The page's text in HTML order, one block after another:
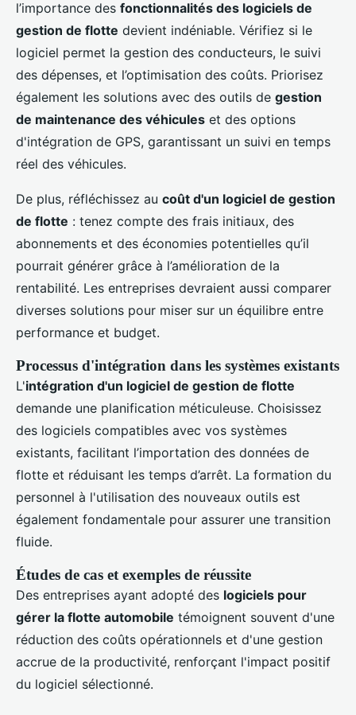
l’importance des fonctionnalités des logiciels de
gestion de flotte devient indéniable. Vérifiez si le
logiciel permet la gestion des conducteurs, le suivi
des dépenses, et l’optimisation des coûts. Priorisez
également les solutions avec des outils de gestion
de maintenance des véhicules et des options
d'intégration de GPS, garantissant un suivi en temps
réel des véhicules.
De plus, réfléchissez au coût d'un logiciel de gestion
de flotte : tenez compte des frais initiaux, des
abonnements et des économies potentielles qu’il
pourrait générer grâce à l’amélioration de la
rentabilité. Les entreprises devraient aussi comparer
diverses solutions pour miser sur un équilibre entre
performance et budget.
Processus d'intégration dans les systèmes existants
L'intégration d'un logiciel de gestion de flotte
demande une planification méticuleuse. Choisissez
des logiciels compatibles avec vos systèmes
existants, facilitant l’importation des données de
flotte et réduisant les temps d’arrêt. La formation du
personnel à l'utilisation des nouveaux outils est
également fondamentale pour assurer une transition
fluide.
Études de cas et exemples de réussite
Des entreprises ayant adopté des logiciels pour
gérer la flotte automobile témoignent souvent d'une
réduction des coûts opérationnels et d'une gestion
accrue de la productivité, renforçant l'impact positif
du logiciel sélectionné.